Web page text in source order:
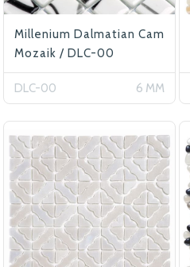
Millenium Dalmatian Cam
Mozaik / DLC-00
DLC-00 6 MM